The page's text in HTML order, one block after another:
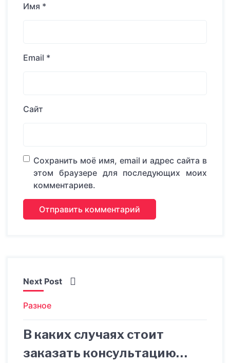
Имя *
Email *
Сайт
Сохранить моё имя, email и адрес сайта в
этом браузере для последующих моих
комментариев.
Next Post
Разное
В каких случаях стоит
заказать консультацию